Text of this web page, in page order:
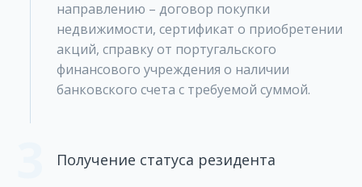
направлению – договор покупки
недвижимости, сертификат о приобретении
акций, справку от португальского
финансового учреждения о наличии
банковского счета с требуемой суммой.
Получение статуса резидента